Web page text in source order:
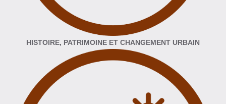
HISTOIRE, PATRIMOINE ET CHANGEMENT URBAIN